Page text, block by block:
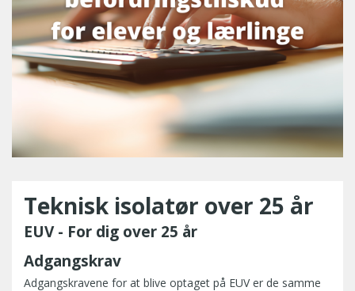
Teknisk isolatør over 25 år
EUV - For dig over 25 år
Adgangskrav
Adgangskravene for at blive optaget på EUV er de samme